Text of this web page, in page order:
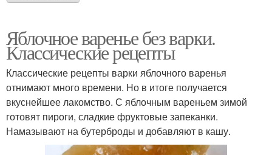
Яблочное варенье без варки.
Классические рецепты
Классические рецепты варки яблочного варенья
отнимают много времени. Но в итоге получается
вкуснейшее лакомство. С яблочным вареньем зимой
готовят пироги, сладкие фруктовые запеканки.
Намазывают на бутерброды и добавляют в кашу.